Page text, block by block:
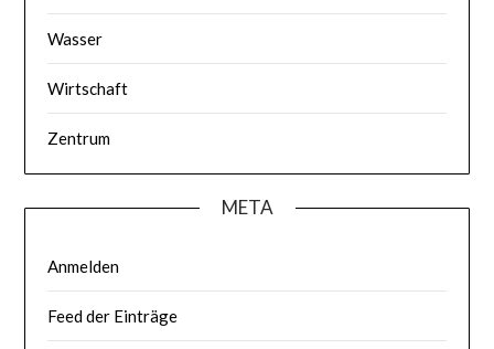
Wasser
Wirtschaft
Zentrum
META
Anmelden
Feed der Einträge